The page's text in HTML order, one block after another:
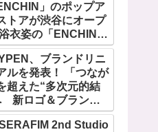
」のポップア
トアが渋谷にオープ
衣姿の「ENCHIN」
、ブランドリニ
ルを発表！ 「つなが
超えた“多次元的結
新ロゴ＆ブランド
ム公開
2nd Studio